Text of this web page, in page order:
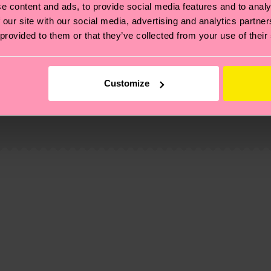
content and ads, to provide social media features and to
site with our social media, advertising and analytics
to them or that they’ve collected from your use of
Customize
et aux certifications : il s'agit aussi de mettre en
et BIEN PLUS ENCORE ! Pour plus d'informations,
la date d'expédition est de
.